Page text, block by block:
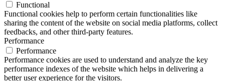
Functional
Functional cookies help to perform certain functionalities like
sharing the content of the website on social media platforms, collect
feedbacks, and other third-party features.
Performance
Performance
Performance cookies are used to understand and analyze the key
performance indexes of the website which helps in delivering a
better user experience for the visitors.